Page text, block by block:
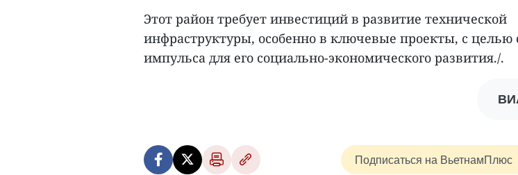
Этот район требует инвестиций в развитие технической
инфраструктуры, особенно в ключевые проекты, с целью
импульса для его социально-экономического развития./.
Подписаться на ВьетнамПлюс